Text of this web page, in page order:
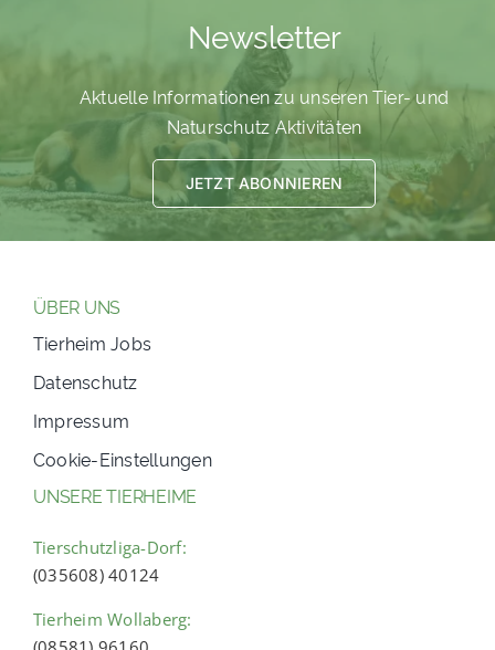
Newsletter
Aktuelle Informationen zu unseren Tier- und
Naturschutz Aktivitäten
JETZT ABONNIEREN
ÜBER UNS
Tierheim Jobs
Datenschutz
Impressum
Cookie-Einstellungen
UNSERE TIERHEIME
Tierschutzliga-Dorf:
(035608) 40124
Tierheim Wollaberg: